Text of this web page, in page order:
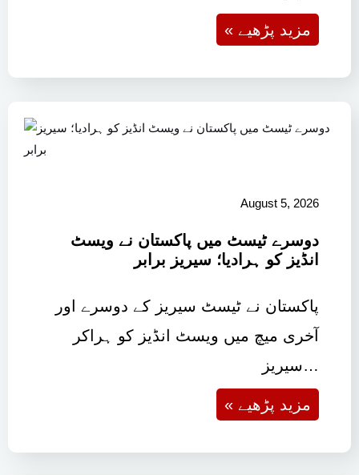
« مزید پڑھیے
August 5, 2026
دوسرے ٹیسٹ میں پاکستان نے ویسٹ
انڈیز کو ہرادیا؛ سیریز برابر
پاکستان نے ٹیسٹ سیریز کے دوسرے اور
آخری میچ میں ویسٹ انڈیز کو ہراکر
سیریز…
« مزید پڑھیے